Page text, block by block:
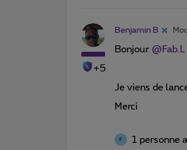
+5
Benjamin B
Bonjour ​ @Fab.L
Je viens de
Merci
F 1 personne